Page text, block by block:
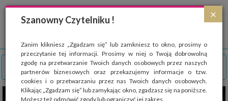
×
Szanowny Czytelniku !
Zanim klikniesz „Zgadzam się” lub zamkniesz to okno, prosimy o
przeczytanie tej informacji. Prosimy w niej o Twoją dobrowolną
zgodę na przetwarzanie Twoich danych osobowych przez naszych
partnerów biznesowych oraz przekazujemy informacje o tzw.
cookies i o przetwarzaniu przez nas Twoich danych osobowych.
Klikając „Zgadzam się” lub zamykając okno, zgadzasz się na poniższe.
Możesz też odmówić zgody lub ograniczyć jej zakres.
Strona wykorzystuje pliki cookies, które służą głównie do celów statystycznych.
Wyrażając zgodę na używanie 'cookies', zezwalasz na zapisanie ich w pamięci
przeglądarki. Przejdź do
polityki cookies